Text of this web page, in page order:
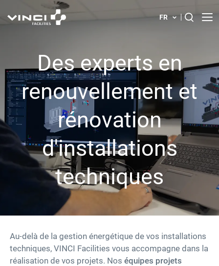
FR
Rechercher :
Nos solutions
Votre carrière chez VINCI Facilities
Votre bâtiment
Actualités
Implantations en Belgique
Contactez-nous
Fournisseurs – Sourcing
Des experts en
renouvellement et
rénovation
d'installations
techniques
Au-delà de la gestion énergétique de vos installations
techniques, VINCI Facilities vous accompagne dans la
réalisation de vos projets. Nos équipes projets